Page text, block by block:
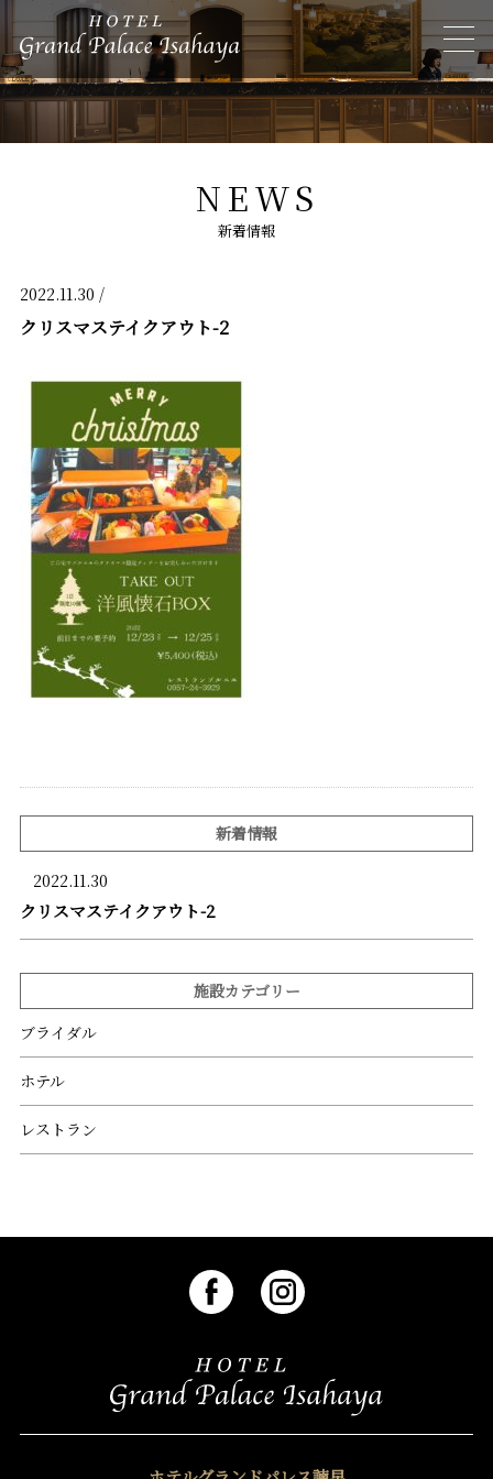
NEWS
新着情報
2022.11.30 /
クリスマステイクアウト-2
新着情報
2022.11.30
クリスマステイクアウト-2
施設カテゴリー
ブライダル
ホテル
レストラン